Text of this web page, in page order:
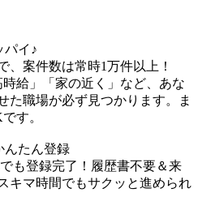
パイ♪
、案件数は常時1万件以上！
時給」「家の近く」など、あな
た職場が必ず見つかります。ま
す。
んたん登録
も登録完了！履歴書不要＆来
キマ時間でもサクッと進められ